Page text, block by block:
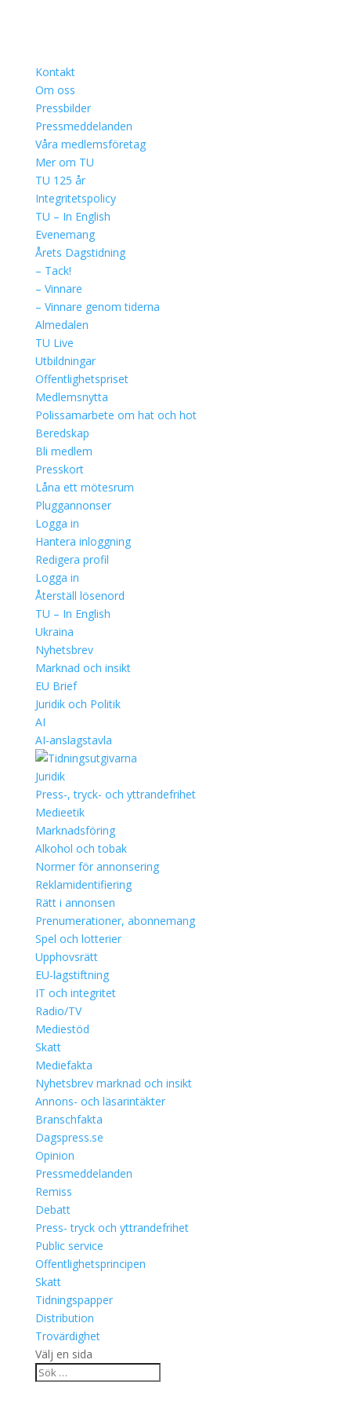
Kontakt
Om oss
Pressbilder
Pressmeddelanden
Våra medlemsföretag
Mer om TU
TU 125 år
Integritetspolicy
TU – In English
Evenemang
Årets Dagstidning
– Tack!
– Vinnare
– Vinnare genom tiderna
Almedalen
TU Live
Utbildningar
Offentlighetspriset
Medlemsnytta
Polissamarbete om hat och hot
Beredskap
Bli medlem
Presskort
Låna ett mötesrum
Pluggannonser
Logga in
Hantera inloggning
Redigera profil
Logga in
Återställ lösenord
TU – In English
Ukraina
Nyhetsbrev
Marknad och insikt
EU Brief
Juridik och Politik
AI
AI-anslagstavla
Juridik
Press-, tryck- och yttrandefrihet
Medieetik
Marknadsföring
Alkohol och tobak
Normer för annonsering
Reklamidentifiering
Rätt i annonsen
Prenumerationer, abonnemang
Spel och lotterier
Upphovsrätt
EU-lagstiftning
IT och integritet
Radio/TV
Mediestöd
Skatt
Mediefakta
Nyhetsbrev marknad och insikt
Annons- och läsarintäkter
Branschfakta
Dagspress.se
Opinion
Pressmeddelanden
Remiss
Debatt
Press- tryck och yttrandefrihet
Public service
Offentlighetsprincipen
Skatt
Tidningspapper
Distribution
Trovärdighet
Välj en sida